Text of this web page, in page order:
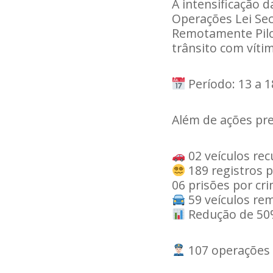
A intensificação
Operações Lei
Remotamente
trânsito com
Período: 13 a
Além de ações
02 veículos
189 registros
06 prisões por
59 veículos
Redução de
107